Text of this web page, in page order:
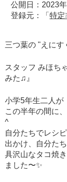
公開日：2023
登録元：「 特
三つ葉の "えに
スタッフ みほち
みた♫』
小学5年生二人が
この半年の間に
^
自分たちでレシ
出かけ、自分た
具沢山なタコ焼
ました〜✨